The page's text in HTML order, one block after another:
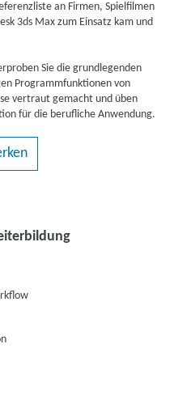
an Firmen, Spielfilmen
3ds Max zum Einsatz kam und
Sie die grundlegenden
Programmfunktionen von
vertraut gemacht und üben
für die berufliche Anwendung.